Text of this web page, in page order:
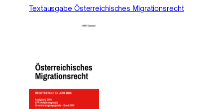
Textausgabe Österreichisches Migrationsrecht